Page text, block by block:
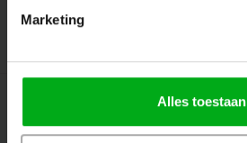
Marketing
Alles toestaan
Mijn account